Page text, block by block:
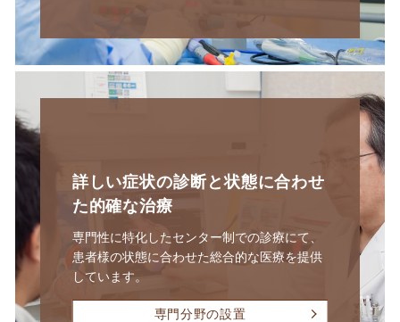
詳しい症状の診断と状態に合わせ
た的確な治療
専門性に特化したセンター制での診療にて、
患者様の状態に合わせた総合的な医療を提供
しています。
専門分野の設置